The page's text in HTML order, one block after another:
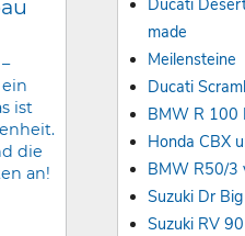
made
Meilensteine
Ducati
BMW R 100
Honda CBX
BMW R50/3
Suzuki Dr Big
Suzuki RV 90
ist
die
an!